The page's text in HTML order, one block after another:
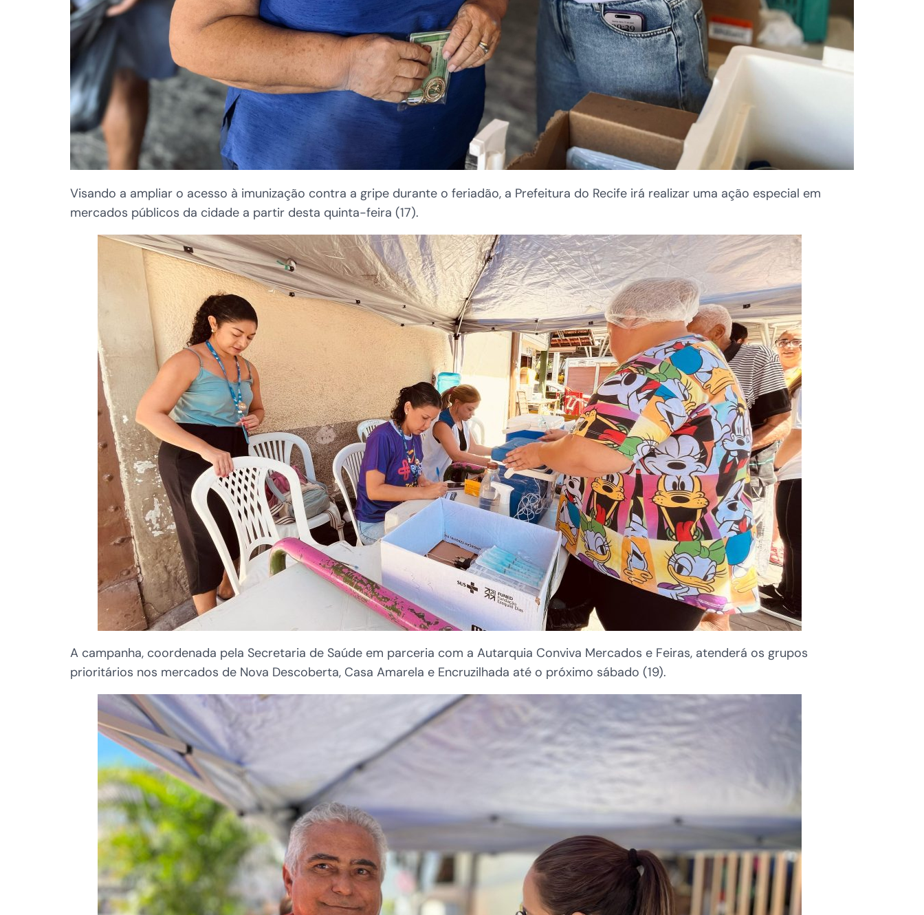
Visando a ampliar o acesso à imunização contra a gripe durante o feriadão, a Prefeitura do Recife irá realizar uma ação especial em
mercados públicos da cidade a partir desta quinta-feira (17).
A campanha, coordenada pela Secretaria de Saúde em parceria com a Autarquia Conviva Mercados e Feiras, atenderá os grupos
prioritários nos mercados de Nova Descoberta, Casa Amarela e Encruzilhada até o próximo sábado (19).